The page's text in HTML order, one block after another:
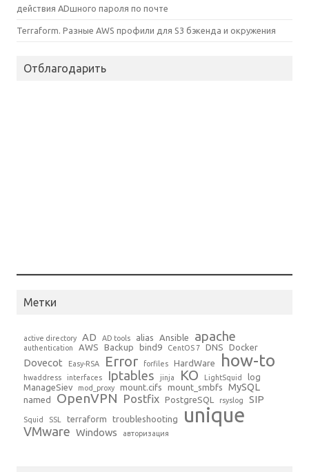
действия ADшного пароля по почте
Terraform. Разные AWS профили для S3 бэкенда и окружения
Отблагодарить
Метки
active directory AD AD tools alias Ansible apache
authentication AWS Backup bind9 CentOS 7 DNS Docker
Dovecot Easy-RSA Error forfiles HardWare how-to
hwaddress interfaces Iptables jinja KO LightSquid
log
ManageSiev
mod_proxy mount.cifs mount_smbfs MySQL
named OpenVPN Postfix PostgreSQL rsyslog SIP
Squid SSL terraform troubleshooting unique
VMware Windows авторизация